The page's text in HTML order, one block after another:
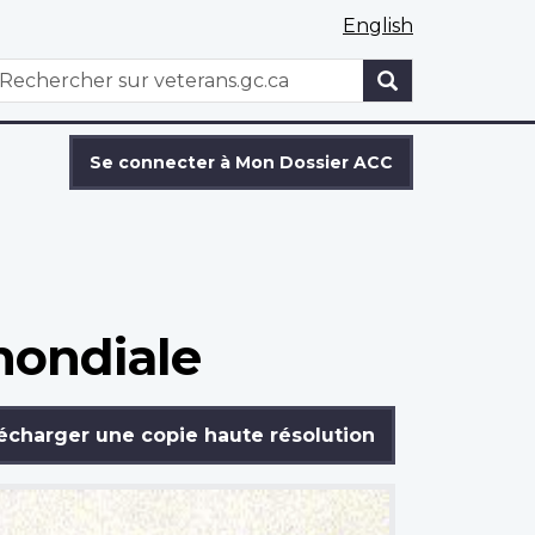
English
WxT
Se connecter à Mon Dossier ACC
une copie haute résolution